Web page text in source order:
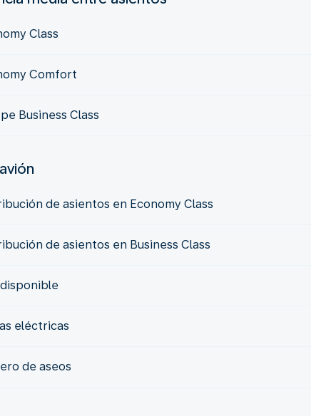
Class
Comfort
Business Class
de asientos en Economy Class
de asientos en Business Class
eléctricas
de aseos